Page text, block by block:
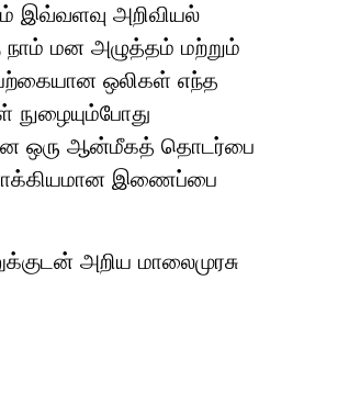
இவ்வளவு அறிவியல்
மன அழுத்தம் மற்றும்
ஒலிகள் எந்த
ஒரு ஆன்மீகத் தொடர்பை
இணைப்பை
அறிய மாலைமுரசு